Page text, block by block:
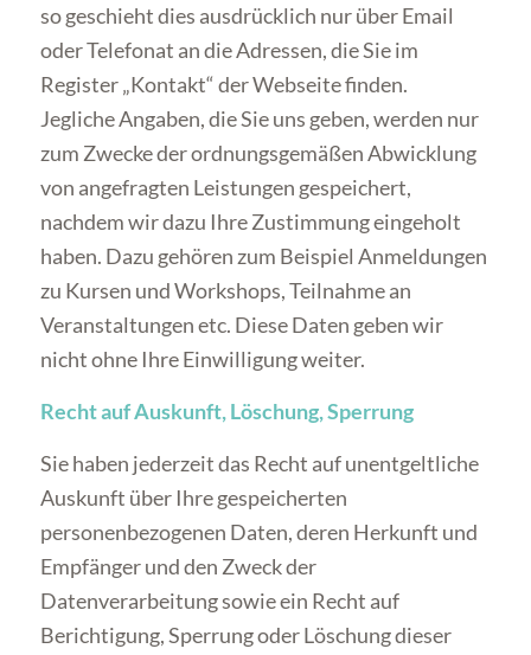
so geschieht dies ausdrücklich nur über Email
oder Telefonat an die Adressen, die Sie im
Register „Kontakt“ der Webseite finden.
Jegliche Angaben, die Sie uns geben, werden nur
zum Zwecke der ordnungsgemäßen Abwicklung
von angefragten Leistungen gespeichert,
nachdem wir dazu Ihre Zustimmung eingeholt
haben. Dazu gehören zum Beispiel Anmeldungen
zu Kursen und Workshops, Teilnahme an
Veranstaltungen etc. Diese Daten geben wir
nicht ohne Ihre Einwilligung weiter.
Recht auf Auskunft, Löschung, Sperrung
Sie haben jederzeit das Recht auf unentgeltliche
Auskunft über Ihre gespeicherten
personenbezogenen Daten, deren Herkunft und
Empfänger und den Zweck der
Datenverarbeitung sowie ein Recht auf
Berichtigung, Sperrung oder Löschung dieser